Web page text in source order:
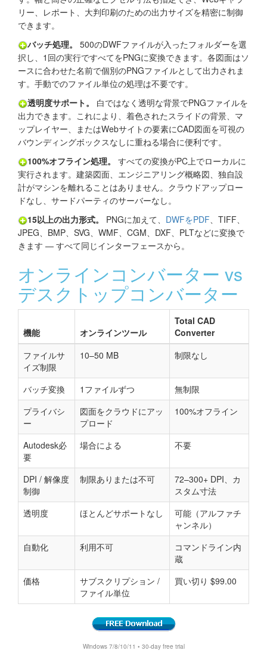
リー、レポート、大判印刷のための出力サイズを精密に制御
できます。
バッチ処理。
500のDWFファイルが入ったフォルダーを選
択し、1回の実行ですべてをPNGに変換できます。各図面はソ
ースに合わせた名前で個別のPNGファイルとして出力されま
す。手動でのファイル単位の処理は不要です。
透明度サポート。
白ではなく透明な背景でPNGファイルを
出力できます。これにより、着色されたスライドの背景、マ
ップレイヤー、またはWebサイトの要素にCAD図面を可視の
バウンディングボックスなしに重ねる場合に便利です。
100%オフライン処理。
すべての変換がPC上でローカルに
実行されます。建築図面、エンジニアリング概略図、独自設
計がマシンを離れることはありません。クラウドアップロー
ドなし、サードパーティのサーバーなし。
15以上の出力形式。
PNGに加えて、 DWFをPDF、TIFF、
JPEG、BMP、SVG、WMF、CGM、DXF、PLTなどに変換で
きます — すべて同じインターフェースから。
オンラインコンバーター vs
デスクトップコンバーター
機能 オンラインツール
Total CAD
Converter
ファイルサ
イズ制限
10–50 MB 制限なし
バッチ変換 1ファイルずつ
無制限
プライバシ
ー
図面をクラウドにアッ
プロード
100%オフライン
Autodesk必
要
場合による 不要
DPI / 解像度
制御
制限ありまたは不可
72–300+ DPI、カ
スタム寸法
透明度
ほとんどサポートなし
可能（アルファチ
ャンネル）
自動化
利用不可
コマンドライン内
蔵
価格
サブスクリプション /
ファイル単位
買い切り $99.00
Windows 7/8/10/11 • 30-day free trial